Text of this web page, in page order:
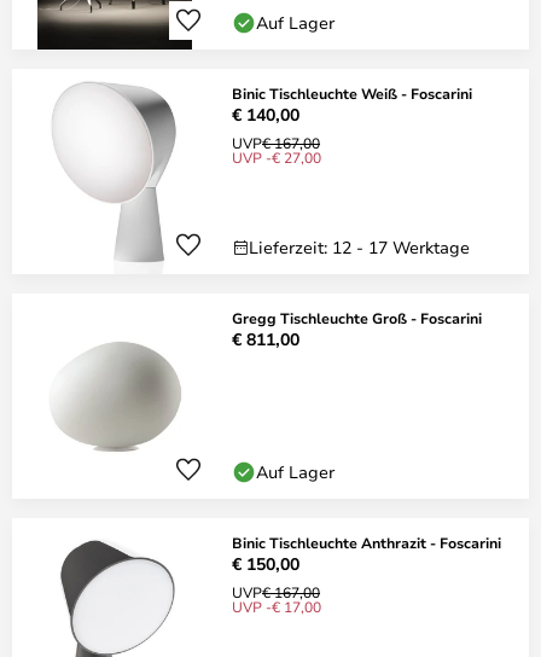
Auf Lager
Binic Tischleuchte Weiß - Foscarini
€ 140,00
UVP€ 167,00
UVP -€ 27,00
Lieferzeit: 12 - 17 Werktage
Gregg Tischleuchte Groß - Foscarini
€ 811,00
Auf Lager
Binic Tischleuchte Anthrazit - Foscarini
€ 150,00
UVP€ 167,00
UVP -€ 17,00